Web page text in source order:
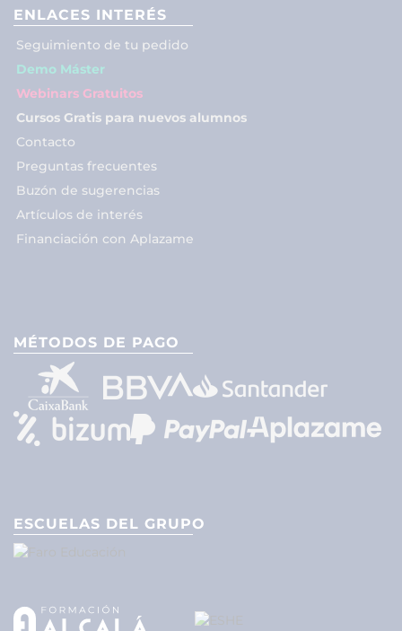
ENLACES INTERÉS
Seguimiento de tu pedido
Demo Máster
Webinars Gratuitos
Cursos Gratis para nuevos alumnos
Contacto
Preguntas frecuentes
Buzón de sugerencias
Artículos de interés
Financiación con Aplazame
MÉTODOS DE PAGO
ESCUELAS DEL GRUPO